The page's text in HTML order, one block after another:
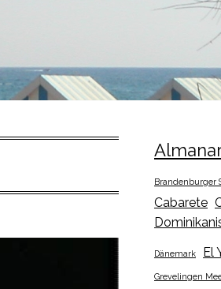
Brandenburger
Cabarete
Dänemark El
Grevelingen